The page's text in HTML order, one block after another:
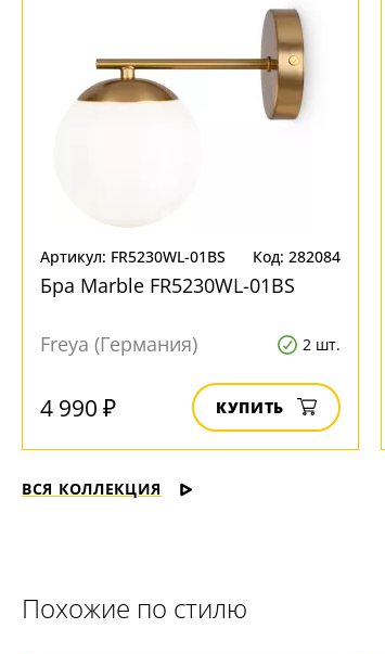
Артикул: FR5230WL-01BS Код: 282084
Бра Marble FR5230WL-01BS
Freya (Германия) 2 шт.
4 990 ₽ КУПИТЬ
ВСЯ КОЛЛЕКЦИЯ
Похожие по стилю